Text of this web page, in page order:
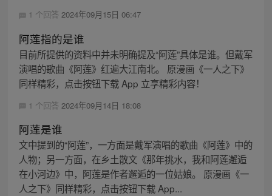
1 个回答 2024年09月15日 06:47
阿莲指的是谁
目前所提供的资料中并未明确提及“阿莲”具体是谁。但戴军
演唱的歌曲《阿莲》红遍大江南北。 原漫画《一人之下》
同样精彩，点击按钮下载 App 立享精彩内容！
1 个回答 2024年09月14日 18:08
阿莲是谁
文中提到的“阿莲”，一方面是戴军演唱的歌曲《阿莲》中的
人物；另一方面，在乡土散文《那年挑水，我和阿莲邂逅
在小河边》中，阿莲是作者邂逅的一位姑娘。 原漫画《一
人之下》同样精彩，点击按钮下载 App...